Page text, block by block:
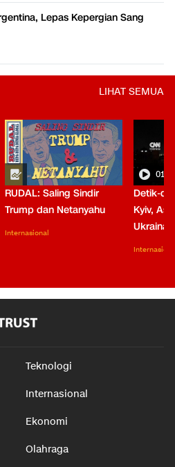
Lepas Kepergian Sang
LIHAT SEMUA
RUDAL: Saling Sindir
Trump dan Netanyahu
Internasional
Detik-
Kyiv,
Ukraina
Teknologi
Internasional
Ekonomi
Olahraga